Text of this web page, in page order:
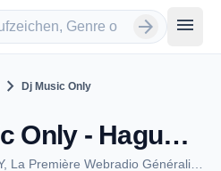
arrow_forward menu
chevron_right Dj Music Only
Dj Music Only - Haguenau